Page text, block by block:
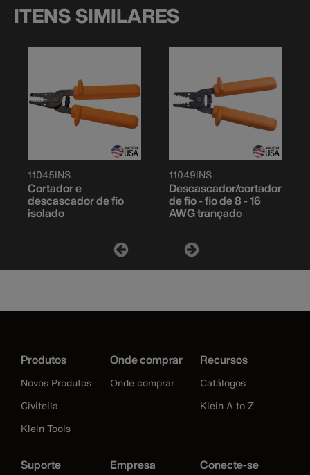
ITENS SIMILARES
11045INS
Cortador e
descascador de fio
isolado
11049INS
Descascador/cortador
de fio - fio de 8 - 16
AWG trançado
Produtos
Novos Produtos
Civitella
Klein Tools
Onde comprar
Onde comprar
Recursos
Catálogos
Klein A to Z
Suporte Empresa Conecte-se